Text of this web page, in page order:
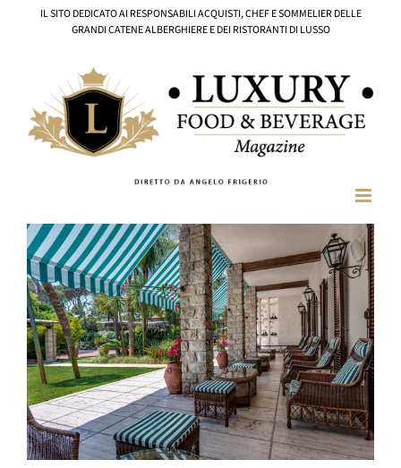
IL SITO DEDICATO AI RESPONSABILI ACQUISTI, CHEF E SOMMELIER DELLE
GRANDI CATENE ALBERGHIERE E DEI RISTORANTI DI LUSSO
Ingrandisci
immagine